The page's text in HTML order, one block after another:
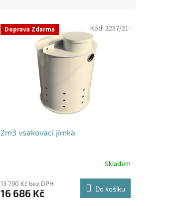
Doprava Zdarma
2m3 vsakovací jímka
produktu
je
Skladem
13 790 Kč bez DPH
16 686 Kč Do košíku
Kód: 2257/21-